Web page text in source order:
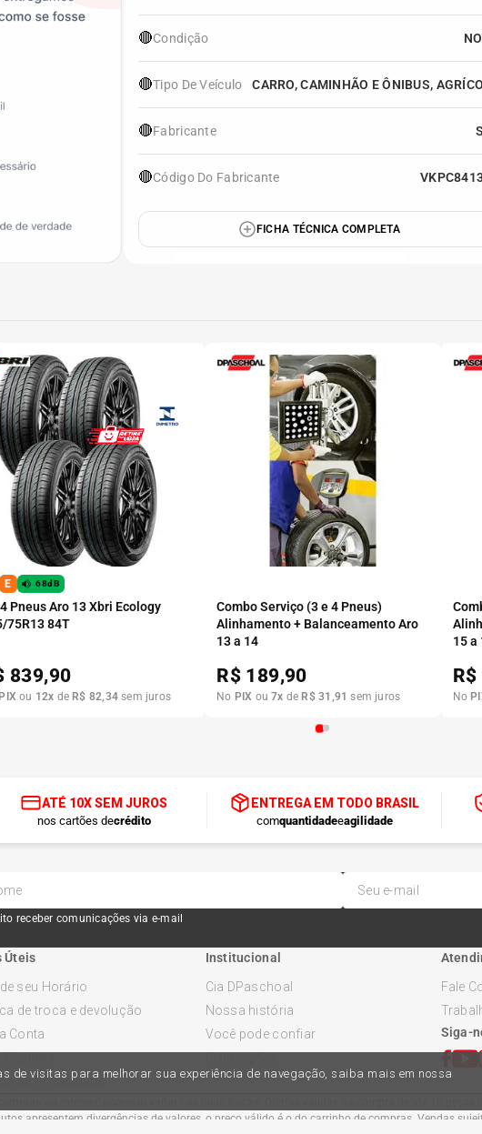
de visitas para melhorar sua experiência de navegação, saiba mais em nossa
🔴Condição
🔴Tipo De Veículo CARRO, CAMINHÃO E ÔNIBUS,
🔴Fabricante
🔴Código Do Fabricante
FICHA TÉCNICA COMPLETA
E 68dB
Pneus Aro 13 Xbri Ecology
75R13 84T
839,90
PIX ou 12x de R$ 82,34sem juros
Combo Serviço (3 e 4 Pneus)
Alinhamento + Balanceamento Aro
13 a 14
R$ 189,90
No PIX ou7x de R$ 31 ,91 sem juros
15 a
R$
No
ATÉ 10X SEM JUROS
nos cartões decrédito
ENTREGA EM TODO BRASIL
comquantidadeeagilidade
receber comunicações via e-mail
Úteis
seu Horário
de troca e devolução
Conta
de Privacidade
Institucional
Cia DPaschoal
Nossa história
Você pode confiar
Fale
Siga-
via internet, podendo variar nas lojas físicas. Ofertas válidas na compra de até 10
apresentem divergências de valores, o preço válido é o do carrinho de compras. Vendas